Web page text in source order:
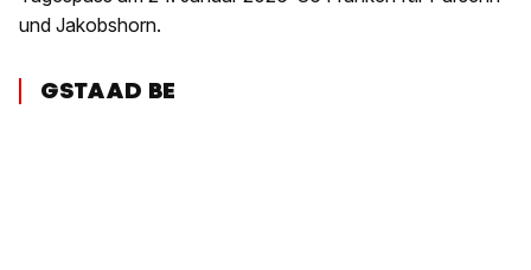
und Jakobshorn.
GSTAAD BE